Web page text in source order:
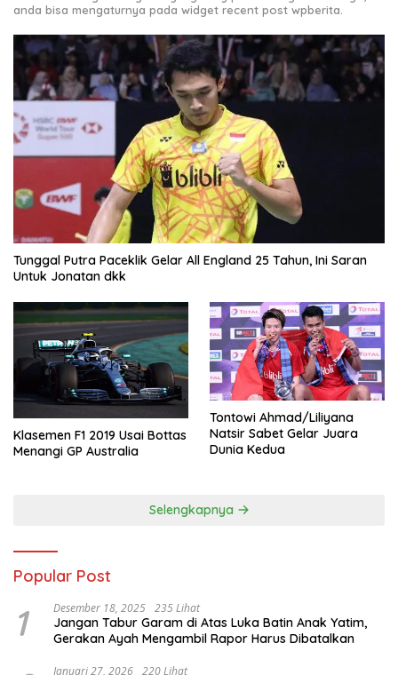
anda bisa mengaturnya pada widget recent post wpberita.
Tunggal Putra Paceklik Gelar All England 25 Tahun, Ini Saran
Untuk Jonatan dkk
Klasemen F1 2019 Usai Bottas
Menangi GP Australia
Tontowi Ahmad/Liliyana
Natsir Sabet Gelar Juara
Dunia Kedua
Selengkapnya
Popular Post
1 Desember 18, 2025 235 Lihat
Jangan Tabur Garam di Atas Luka Batin Anak Yatim,
Gerakan Ayah Mengambil Rapor Harus Dibatalkan
Januari 27, 2026 220 Lihat